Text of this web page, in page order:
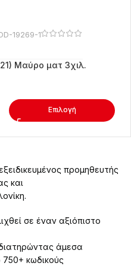
19269-1
Μαύρο ματ 3χιλ.
Επιλογή
προμηθευτής
και
σε έναν αξιόπιστο
άμεσα
κωδικούς